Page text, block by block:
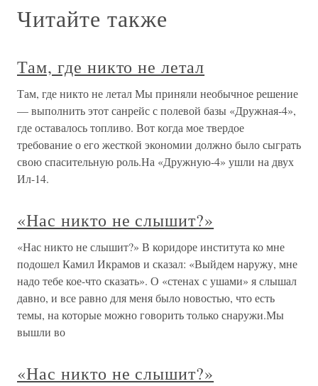
Читайте также
Там, где никто не летал
Там, где никто не летал Мы приняли необычное решение
— выполнить этот санрейс с полевой базы «Дружная-4»,
где оставалось топливо. Вот когда мое твердое
требование о его жесткой экономии должно было сыграть
свою спасительную роль.На «Дружную-4» ушли на двух
Ил-14.
«Нас никто не слышит?»
«Нас никто не слышит?» В коридоре института ко мне
подошел Камил Икрамов и сказал: «Выйдем наружу, мне
надо тебе кое-что сказать». О «стенах с ушами» я слышал
давно, и все равно для меня было новостью, что есть
темы, на которые можно говорить только снаружи.Мы
вышли во
«Нас никто не слышит?»